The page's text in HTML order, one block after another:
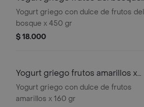
x 450 gr
Yogurt griego con dulce de frutos del
bosque x 450 gr
$ 18.000
Yogurt griego frutos amarillos x
160 gr
Yogurt griego con dulce de frutos
amarillos x 160 gr